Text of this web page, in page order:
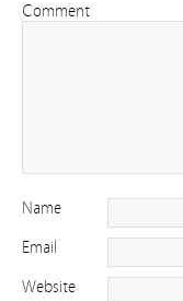
Comment
Name
Email
Website